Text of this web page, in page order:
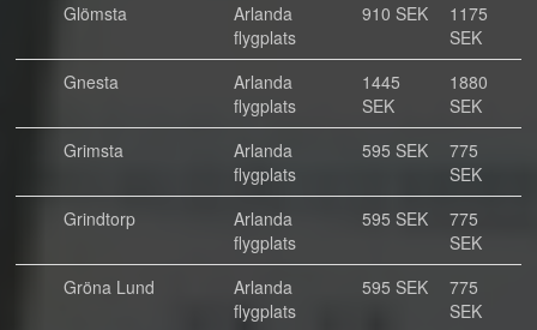
Glömsta
Arlanda
flygplats
910 SEK
1175
SEK
Gnesta
Arlanda
flygplats
1445
SEK
1880
SEK
Grimsta
Arlanda
flygplats
595 SEK
775
SEK
Grindtorp
Arlanda
flygplats
595 SEK
775
SEK
Gröna Lund
Arlanda
flygplats
595 SEK
775
SEK